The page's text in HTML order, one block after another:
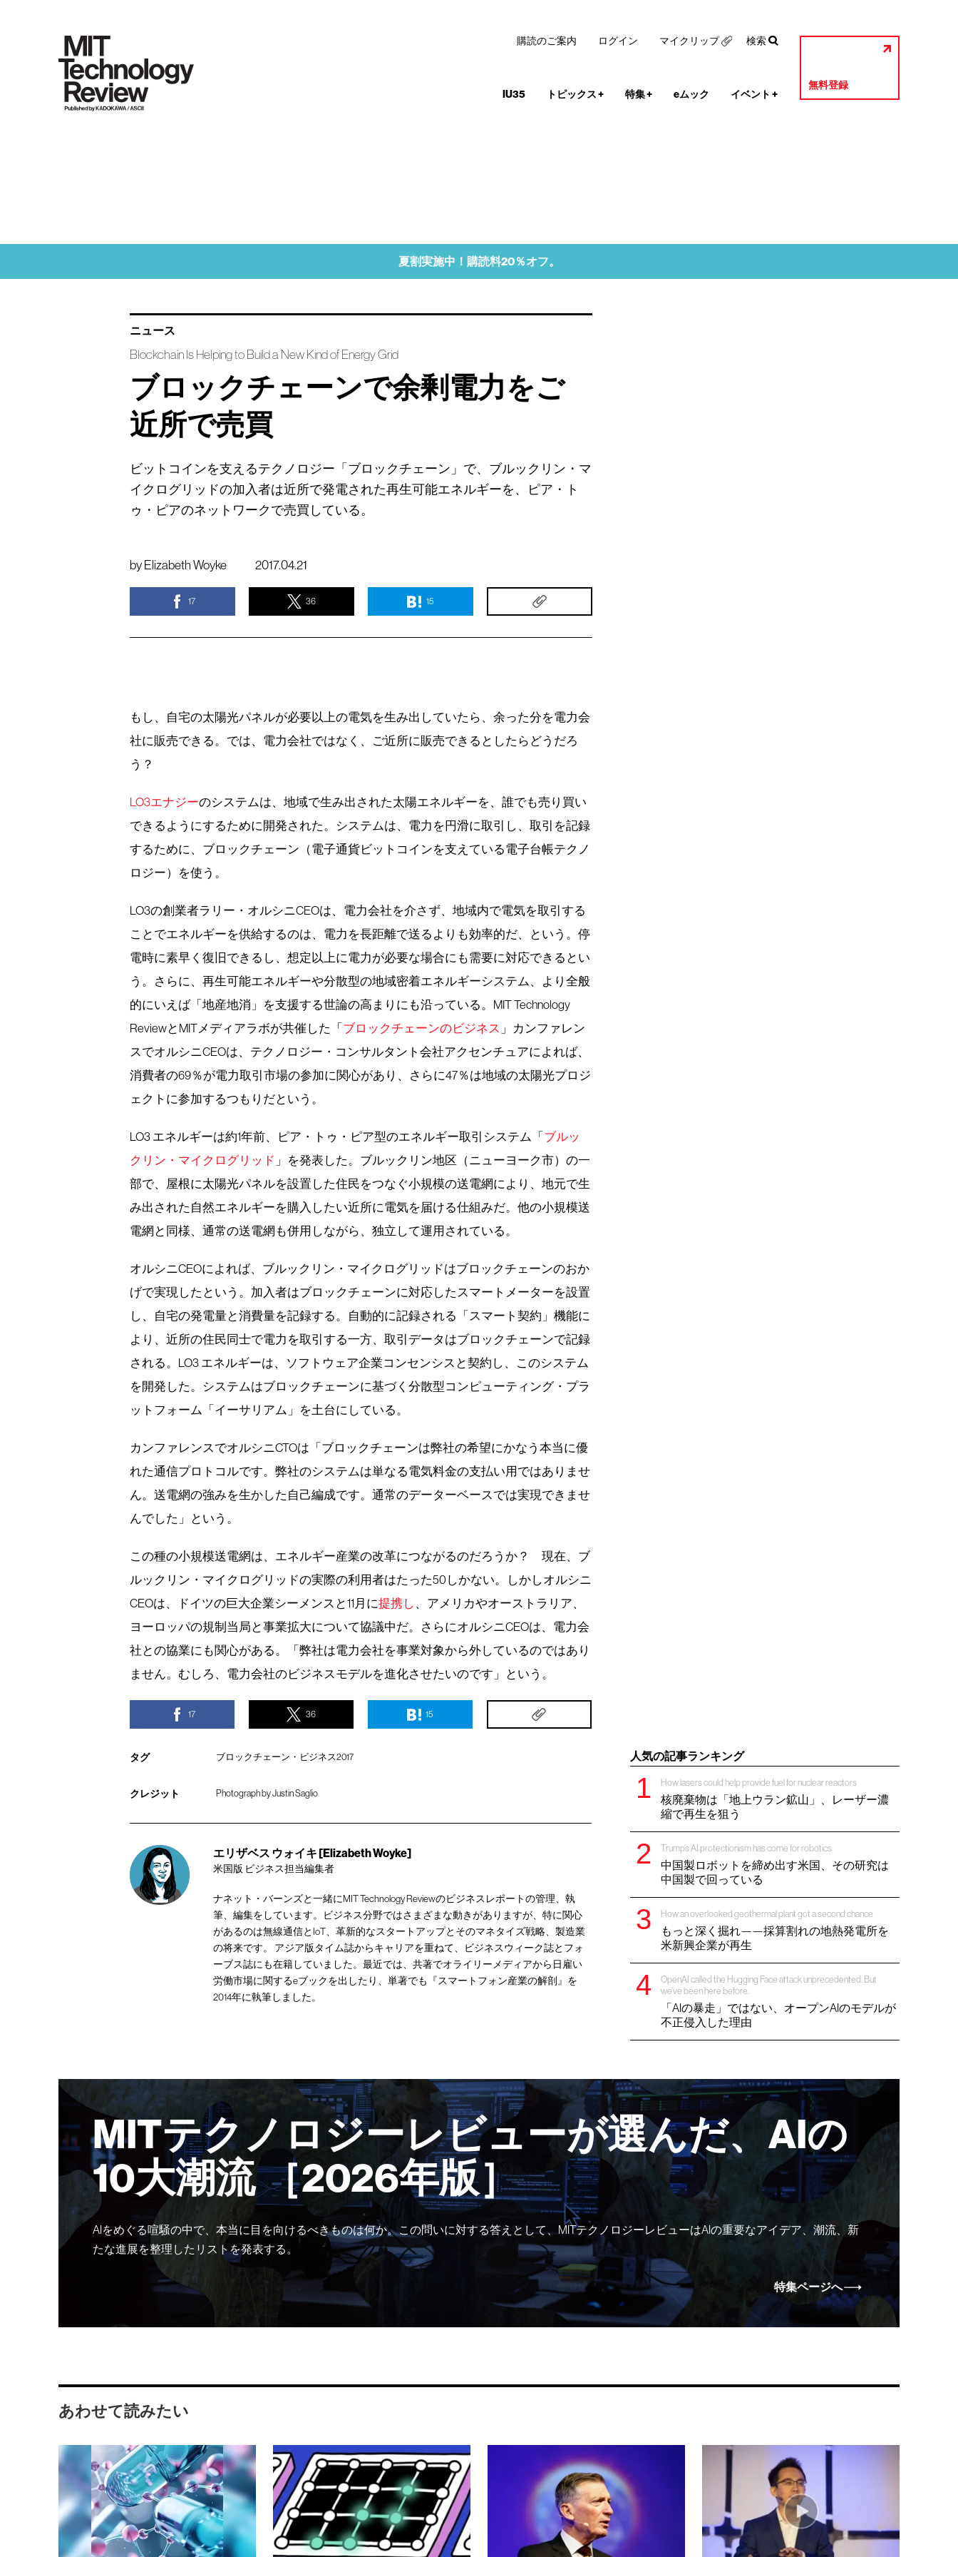
IU35 トピックス+ 特集+ eムック イベント +
無料登録
購読のご案内 ログイン マイクリップ 検索
夏割実施中！購読料20％オフ。
ニュース
Blockchain Is Helping to Build a New Kind of Energy Grid
ブロックチェーンで余剰電力をご
近所で売買
ビットコインを支えるテクノロジー「ブロックチェーン」で、ブルックリン・マ
イクログリッドの加入者は近所で発電された再生可能エネルギーを、ピア・ト
ゥ・ピアのネットワークで売買している。
by Elizabeth Woyke 2017.04.21
17 36 15
もし、自宅の太陽光パネルが必要以上の電気を生み出していたら、余った分を電力会
社に販売できる。では、電力会社ではなく、ご近所に販売できるとしたらどうだろ
う？
LO3エナジーのシステムは、地域で生み出された太陽エネルギーを、誰でも売り買い
できるようにするために開発された。システムは、電力を円滑に取引し、取引を記録
するために、ブロックチェーン（電子通貨ビットコインを支えている電子台帳テクノ
ロジー）を使う。
LO3の創業者ラリー・オルシニCEOは、電力会社を介さず、地域内で電気を取引する
ことでエネルギーを供給するのは、電力を長距離で送るよりも効率的だ、という。停
電時に素早く復旧できるし、想定以上に電力が必要な場合にも需要に対応できるとい
う。さらに、再生可能エネルギーや分散型の地域密着エネルギーシステム、より全般
的にいえば「地産地消」を支援する世論の高まりにも沿っている。MIT Technology
ReviewとMITメディアラボが共催した「 ブロックチェーンのビジネス 」カンファレン
スでオルシニCEOは、テクノロジー・コンサルタント会社アクセンチュアによれば、
消費者の69％が電力取引市場の参加に関心があり、さらに47％は地域の太陽光プロジ
ェクトに参加するつもりだという。
LO3 エネルギーは約1年前、ピア・トゥ・ピア型のエネルギー取引システム「 ブルッ
クリン・マイクログリッド 」を発表した。ブルックリン地区（ニューヨーク市）の一
部で、屋根に太陽光パネルを設置した住民をつなぐ小規模の送電網により、地元で生
み出された自然エネルギーを購入したい近所に電気を届ける仕組みだ。他の小規模送
電網と同様、通常の送電網も併用しながら、独立して運用されている。
オルシニCEOによれば、ブルックリン・マイクログリッドはブロックチェーンのおか
げで実現したという。加入者はブロックチェーンに対応したスマートメーターを設置
し、自宅の発電量と消費量を記録する。自動的に記録される「スマート契約」機能に
より、近所の住民同士で電力を取引する一方、取引データはブロックチェーンで記録
される。LO3 エネルギーは、ソフトウェア企業コンセンシスと契約し、このシステム
を開発した。システムはブロックチェーンに基づく分散型コンピューティング・プラ
ットフォーム「イーサリアム」を土台にしている。
カンファレンスでオルシニCTOは「ブロックチェーンは弊社の希望にかなう本当に優
れた通信プロトコルです。弊社のシステムは単なる電気料金の支払い用ではありませ
ん。送電網の強みを生かした自己編成です。通常のデーターベースでは実現できませ
んでした」という。
この種の小規模送電網は、エネルギー産業の改革につながるのだろうか？ 現在、ブ
ルックリン・マイクログリッドの実際の利用者はたった50しかない。しかしオルシニ
CEOは、ドイツの巨大企業シーメンスと11月に提携し 、アメリカやオーストラリア、
ヨーロッパの規制当局と事業拡大について協議中だ。さらにオルシニCEOは、電力会
社との協業にも関心がある。「弊社は電力会社を事業対象から外しているのではあり
ません。むしろ、電力会社のビジネスモデルを進化させたいのです」という。
17 36 15
人気の記事ランキング
How lasers could help provide fuel for nuclear reactors
核廃棄物は「地上ウラン鉱山」、レーザー濃
縮で再生を狙う
Trump’s AI protectionism has come for robotics
中国製ロボットを締め出す米国、その研究は
中国製で回っている
How an overlooked geothermal plant got a second chance
もっと深く掘れ——採算割れの地熱発電所を
米新興企業が再生
OpenAI called the Hugging Face attack unprecedented. But
we’ve been here before.
「AIの暴走」ではない、オープンAIのモデルが
不正侵入した理由
タグ ブロックチェーン・ビジネス2017
クレジット Photograph by Justin Saglio
エリザベス ウォイキ [Elizabeth Woyke]
米国版 ビジネス担当編集者
ナネット・バーンズと一緒にMIT Technology Reviewのビジネスレポートの管理、執
筆、編集をしています。ビジネス分野ではさまざまな動きがありますが、特に関心
があるのは無線通信とIoT、革新的なスタートアップとそのマネタイズ戦略、製造業
の将来です。 アジア版タイム誌からキャリアを重ねて、ビジネスウィーク誌とフォ
ーブス誌にも在籍していました。最近では、共著でオライリーメディアから日雇い
労働市場に関するeブック を出したり、単著でも 『スマートフォン産業の解剖』 を
2014年に執筆しました。
MITテクノロジーレビューが選んだ、AIの
10大潮流 ［2026年版］
AIをめぐる喧騒の中で、本当に目を向けるべきものは何か。この問いに対する答えとして、MITテクノロジーレビューはAIの重要なアイデア、潮流、新
たな進展を整理したリストを発表する。
特集ページへ
あわせて読みたい